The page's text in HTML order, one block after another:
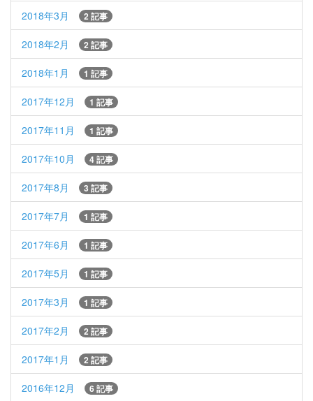
2018年3月 2 記事
2018年2月 2 記事
2018年1月 1 記事
2017年12月 1 記事
2017年11月 1 記事
2017年10月 4 記事
2017年8月 3 記事
2017年7月 1 記事
2017年6月 1 記事
2017年5月 1 記事
2017年3月 1 記事
2017年2月 2 記事
2017年1月 2 記事
2016年12月 6 記事